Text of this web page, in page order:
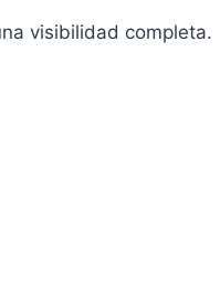
visibilidad completa.